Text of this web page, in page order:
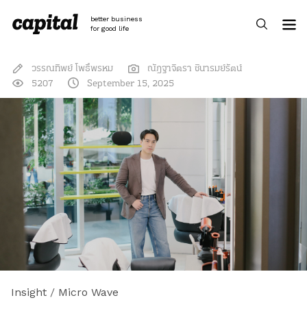
content
better business
for good life
วรรณทิพย์ โพธิ์พรหม
ณัฎฐาจิตรา ชินารมย์รัตน์
5207
September 15, 2025
Insight / Micro Wave